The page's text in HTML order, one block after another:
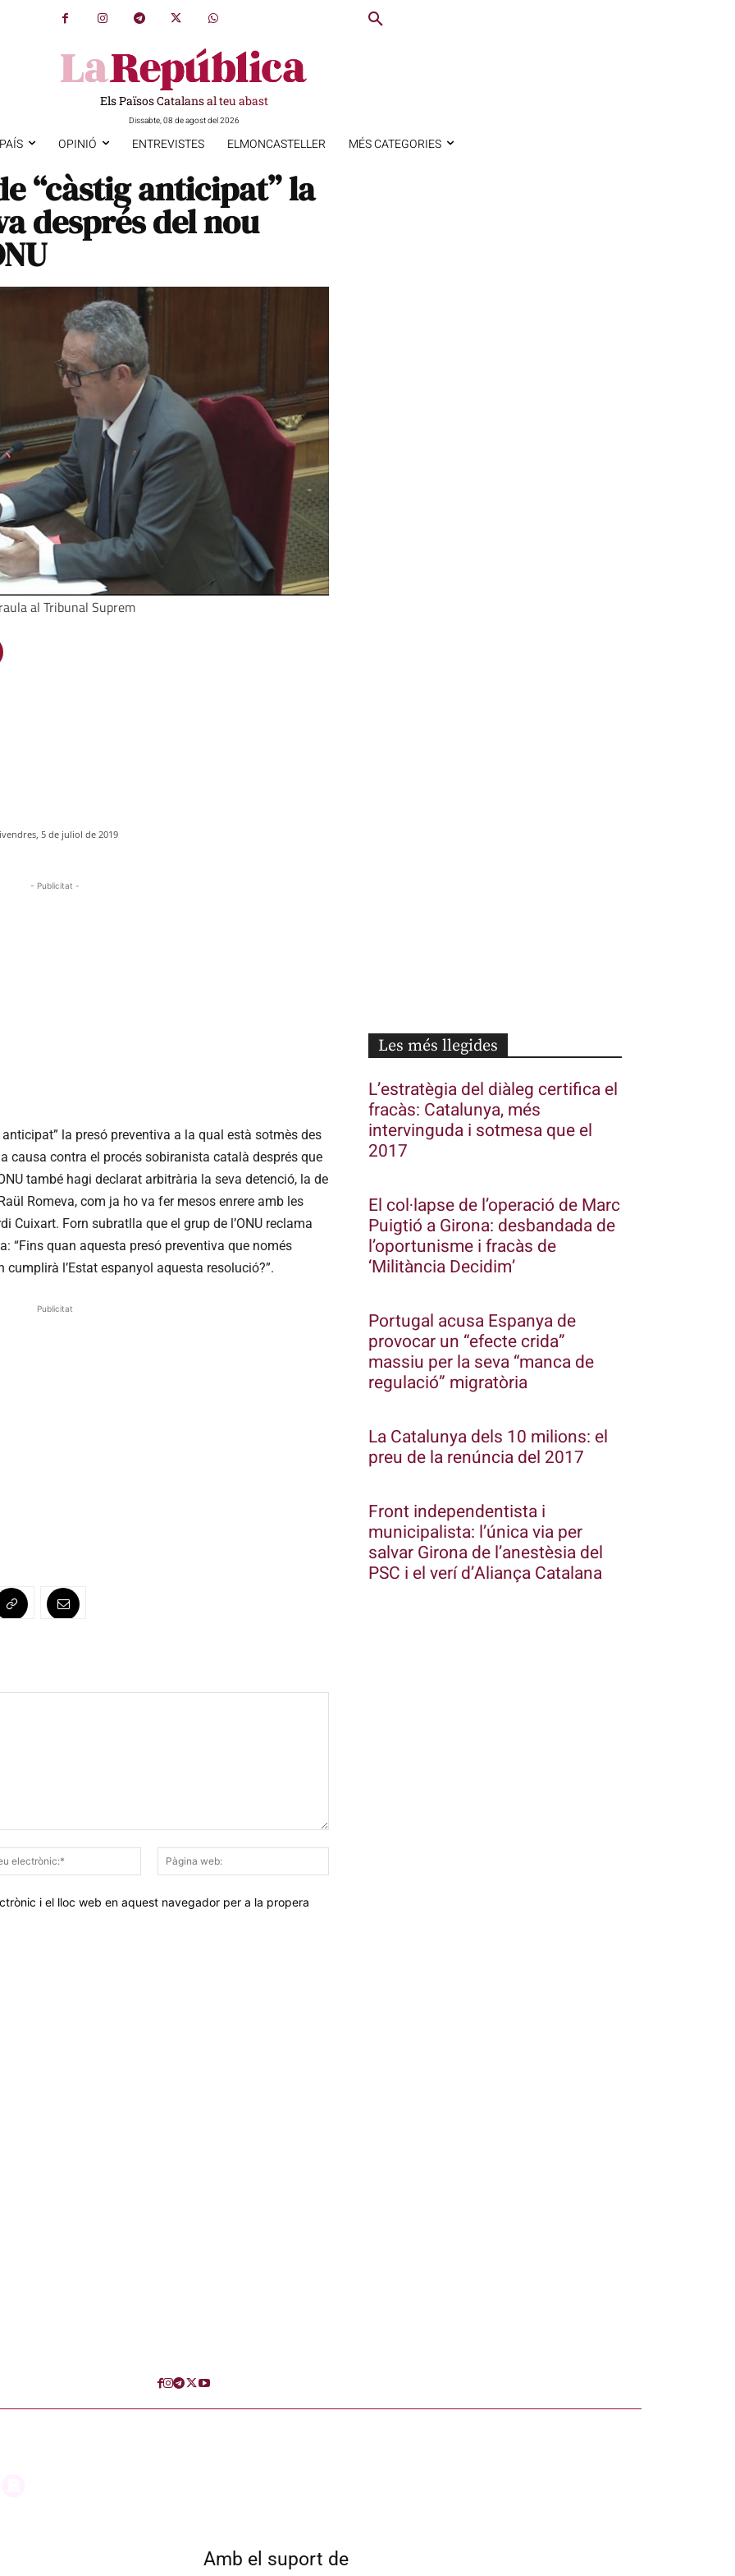
Els Països Catalans al teu abast
Dissabte, 08 de agost del 2026
OPINIÓ ENTREVISTES ELMONCASTELLER MÉS CATEGORIES
“càstig anticipat” la
després del nou
al Tribunal Suprem
5 de juliol de 2019
- Publicitat -
la presó preventiva a la qual està sotmès des
causa contra el procés sobiranista català després que
també hagi declarat arbitrària la seva detenció, la de
Romeva, com ja ho va fer mesos enrere amb les
Cuixart. Forn subratlla que el grup de l’ONU reclama
“Fins quan aquesta presó preventiva que només
l’Estat espanyol aquesta resolució?”.
Publicitat
Correu
electrònic:*
web:
i el lloc web en aquest navegador per a la propera
Les més llegides
L’estratègia del diàleg certifica el
fracàs: Catalunya, més
intervinguda i sotmesa que el
2017
El col·lapse de l’operació de Marc
Puigtió a Girona: desbandada de
l’oportunisme i fracàs de
‘Militància Decidim’
Portugal acusa Espanya de
provocar un “efecte crida”
massiu per la seva “manca de
regulació” migratòria
La Catalunya dels 10 milions: el
preu de la renúncia del 2017
Front independentista i
municipalista: l’única via per
salvar Girona de l’anestèsia del
PSC i el verí d’Aliança Catalana
Amb el suport de